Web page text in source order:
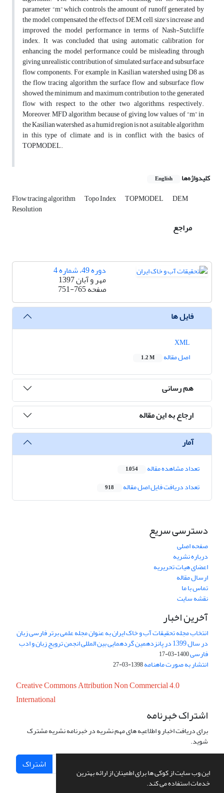
این وب سایت از کوکی ها برای اطمینان از ارائه بهترین
خدمات استفاده می کند.
parameter “m” which controls the amount of runoff generated by
the model, compensated the effects of DEM cell size’s increase and
improved the model performance in terms of Nash-Sutcliffe
index. It was concluded that using automatic calibration for
enhancing the model performance could be misleading through
giving unrealistic contribution of simulated surface and subsurface
flow components. For example, in Kasilian watershed using D8 as
the flow tracing algorithm the surface flow and subsurface flow
showed the minimum and maximum contribution to the generated
flow with respect to the other two algorithms, respectively.
Moreover, MFD algorithm because of giving low values of “m” in
the Kasilian watershed as a humid region is not a suitable algorithm
in this type of climate and is in conflict with the basics of
TOPMODEL.
کلیدواژه‌ها English
Flow tracing algorithm Topo Index TOPMODEL DEM
Resolution
مراجع
دوره 49، شماره 4
مهر و آبان 1397
صفحه751-765
فایل ها
اصل مقاله
1.2 M
هم رسانی
ارجاع به این مقاله
آمار
تعداد مشاهده مقاله 1,054
تعداد دریافت فایل اصل مقاله 918
دسترسی سریع
صفحه اصلی
درباره نشریه
اعضای هیات تحریریه
ارسال مقاله
تماس با ما
نقشه سایت
آخرین اخبار
انتخاب مجله تحقیقات آب و خاک ایران به عنوان مجله علمی برتر فارسی زبان
در سال 1399 در پانزدهمین گردهمایی بین المللی انجمن ترویج زبان و ادب
فارسی1400-03-17
انتشار به صورت ماهنامه1398-03-27
Creative Commons Attribution Non Commercial 4.0
International
اشتراک خبرنامه
برای دریافت اخبار و اطلاعیه های مهم نشریه در خبرنامه نشریه مشترک
شوید.
اشتراک